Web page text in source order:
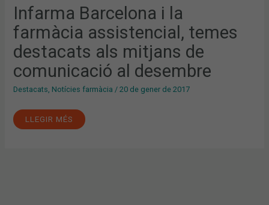
Infarma Barcelona i la
farmàcia assistencial, temes
destacats als mitjans de
comunicació al desembre
Destacats Notícies farmàcia /20 de gener de 2017
ALS
MITJANS
DE
COMUNICACIÓ
AL
DESEMBRE
LLEGIR MÉS